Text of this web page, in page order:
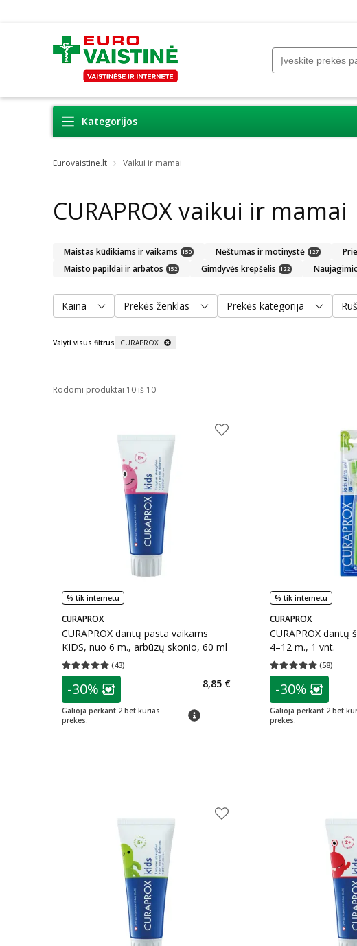
Kategorijos
Eurovaistine.lt Vaikui ir mamai
CURAPROX vaikui ir mamai
Maistas kūdikiams ir vaikams 150 Nėštumas ir motinystė 127
Maisto papildai ir arbatos 152 Gimdyvės krepšelis 122
Kaina Prekės ženklas Prekės kategorija
Valyti visus filtrus CURAPROX
Rodomi produktai 10 iš 10
% tik internetu
CURAPROX
CURAPROX dantų pasta vaikams
KIDS, nuo 6 m., arbūzų skonio, 60 ml
(43)
Vidutinis įvertinimas 5.00
patarimas
Lojalumo klubo narių nuolaida:
-30%
Galioja perkant 2 bet kurias
prekes.
patarimas
8,85 €
% tik internetu
CURAPROX
CURAPROX dantų
4–12 m., 1 vnt.
(58)
Vidutinis įvertinimas 5.00
patarimas
-30%
Galioja perkant 2 bet
prekes.